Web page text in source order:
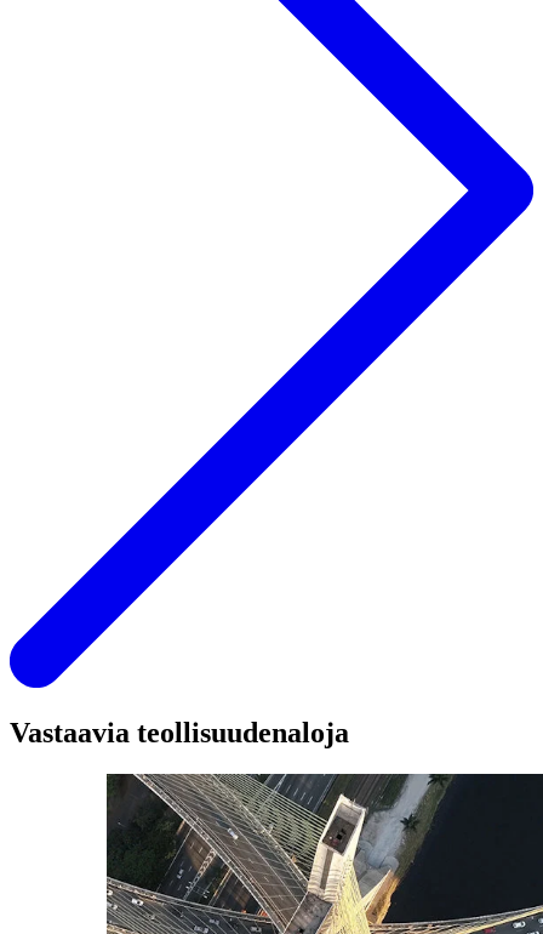
Vastaavia teollisuudenaloja